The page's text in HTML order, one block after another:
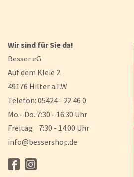
Wir sind für Sie da!
Besser eG
Auf dem Kleie 2
49176 Hilter a.T.W.
Telefon: 05424 - 22 46 0
Mo.- Do. 7:30 - 16:30 Uhr
Freitag 7:30 - 14:00 Uhr
info@bessershop.de